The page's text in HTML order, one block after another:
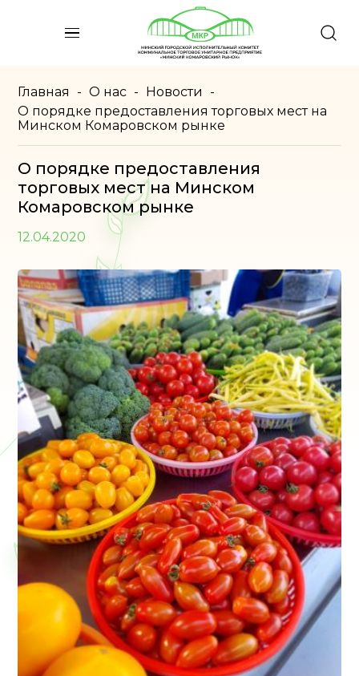
Главная - О нас - Новости
-
О порядке предоставления торговых мест на
Минском Комаровском рынке
О порядке предоставления
торговых мест на Минском
Комаровском рынке
12.04.2020